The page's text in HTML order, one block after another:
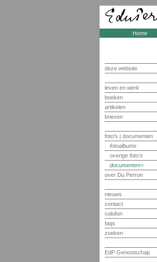
Home
deze website
leven en werk
boeken
artikelen
brieven
foto's | documenten
fotoalbums
overige foto's
documenten
over Du Perron
nieuws
contact
colofon
faqs
zoeken
EdP Genootschap